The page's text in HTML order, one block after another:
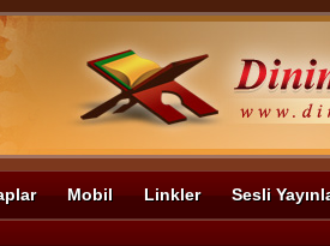
Mobil Linkler Sesli